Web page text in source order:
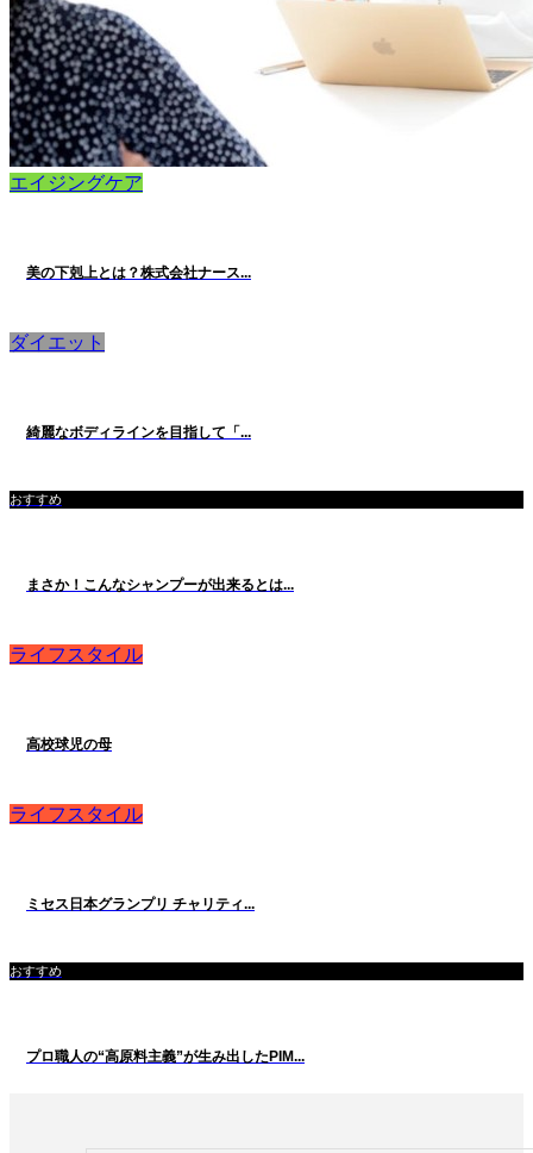
エイジングケア
美の下剋上とは？株式会社ナース...
ダイエット
綺麗なボディラインを目指して「...
おすすめ
まさか！こんなシャンプーが出来るとは...
ライフスタイル
高校球児の母
ライフスタイル
ミセス日本グランプリ チャリティ...
おすすめ
プロ職人の“高原料主義”が生み出したPIM...